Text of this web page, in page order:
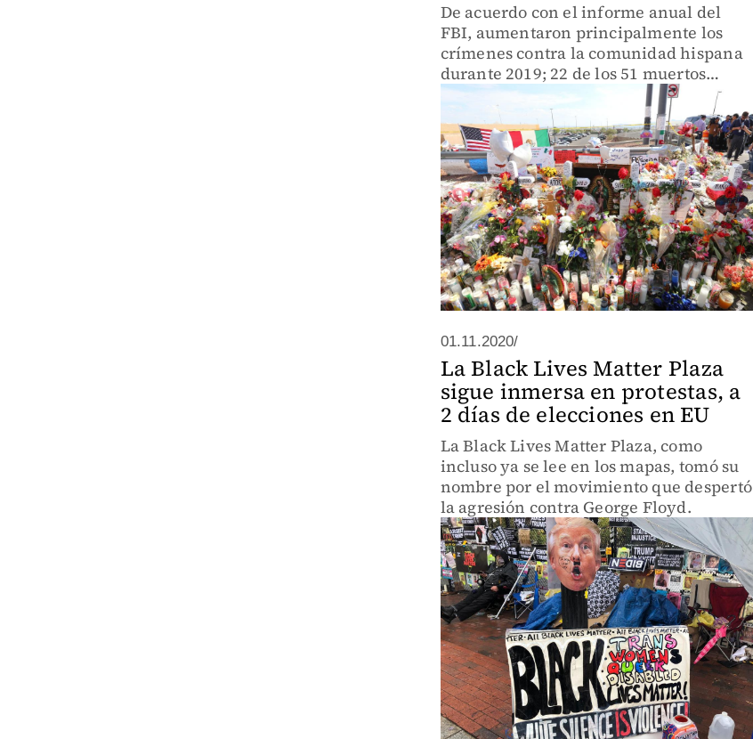
De acuerdo con el informe anual del
FBI, aumentaron principalmente los
crímenes contra la comunidad hispana
durante 2019; 22 de los 51 muertos
totales por este delito el año pasado
están vinculados al tiroteo ocurrido en
El Paso, Texas.
01.11.2020/
La Black Lives Matter Plaza
sigue inmersa en protestas, a
2 días de elecciones en EU
La Black Lives Matter Plaza, como
incluso ya se lee en los mapas, tomó su
nombre por el movimiento que despertó
la agresión contra George Floyd.